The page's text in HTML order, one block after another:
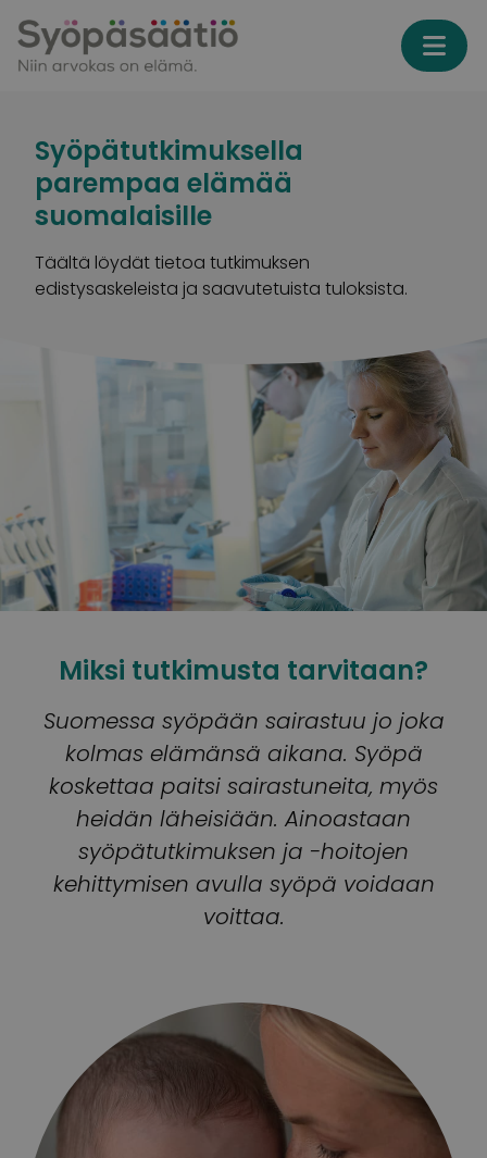
Syöpätutkimuksella
parempaa elämää
suomalaisille
Täältä löydät tietoa tutkimuksen
edistysaskeleista ja saavutetuista tuloksista.
Miksi tutkimusta tarvitaan?
Suomessa syöpään sairastuu jo joka
kolmas elämänsä aikana. Syöpä
koskettaa paitsi sairastuneita, myös
heidän läheisiään. Ainoastaan
syöpätutkimuksen ja -hoitojen
kehittymisen avulla syöpä voidaan
voittaa.